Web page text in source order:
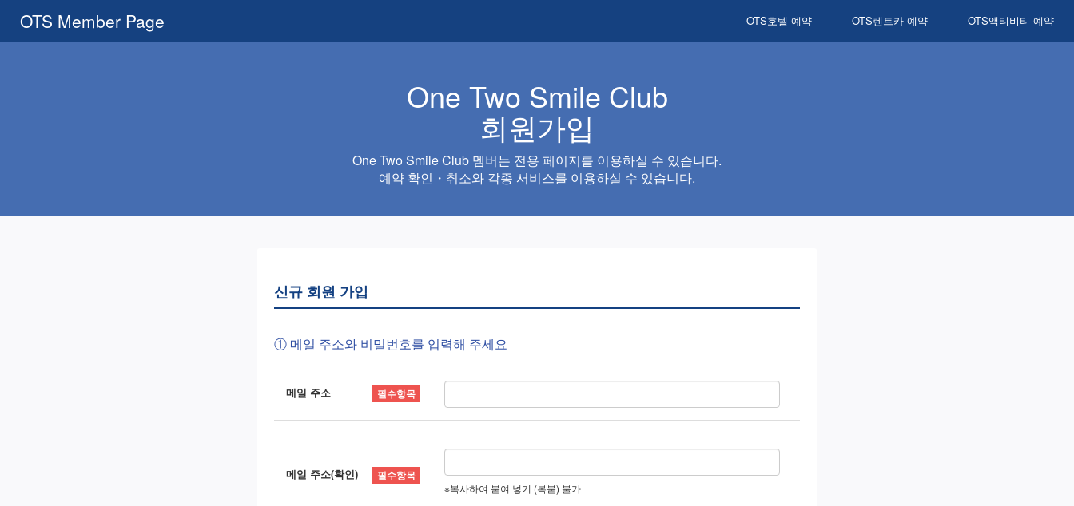
OTS Member Page OTS액티비티 예약
OTS렌트카 예약
OTS호텔 예약
One Two Smile Club
회원가입
One Two Smile Club 멤버는 전용 페이지를 이용하실 수 있습니다.
예약 확인・취소와 각종 서비스를 이용하실 수 있습니다.
신규 회원 가입
① 메일 주소와 비밀번호를 입력해 주세요
메일 주소
메일 주소(확인)
※복사하여 붙여 넣기 (복붙) 불가